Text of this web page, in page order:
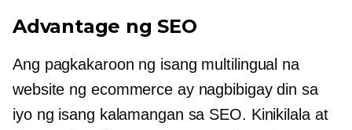
Advantage ng SEO
Ang pagkakaroon ng isang multilingual na
website ng ecommerce ay nagbibigay din sa
iyo ng isang kalamangan sa SEO. Kinikilala at